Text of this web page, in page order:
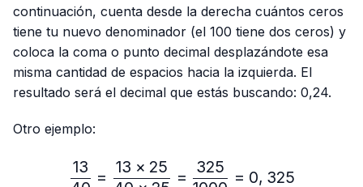
continuación, cuenta desde la derecha cuántos ceros
tiene tu nuevo denominador (el 100 tiene dos ceros) y
coloca la coma o punto decimal desplazándote esa
misma cantidad de espacios hacia la izquierda. El
resultado será el decimal que estás buscando: 0,24.
Otro ejemplo:
\frac{13}{40}=\frac{13
13
=
13 × 25
=
325
= 0, 325